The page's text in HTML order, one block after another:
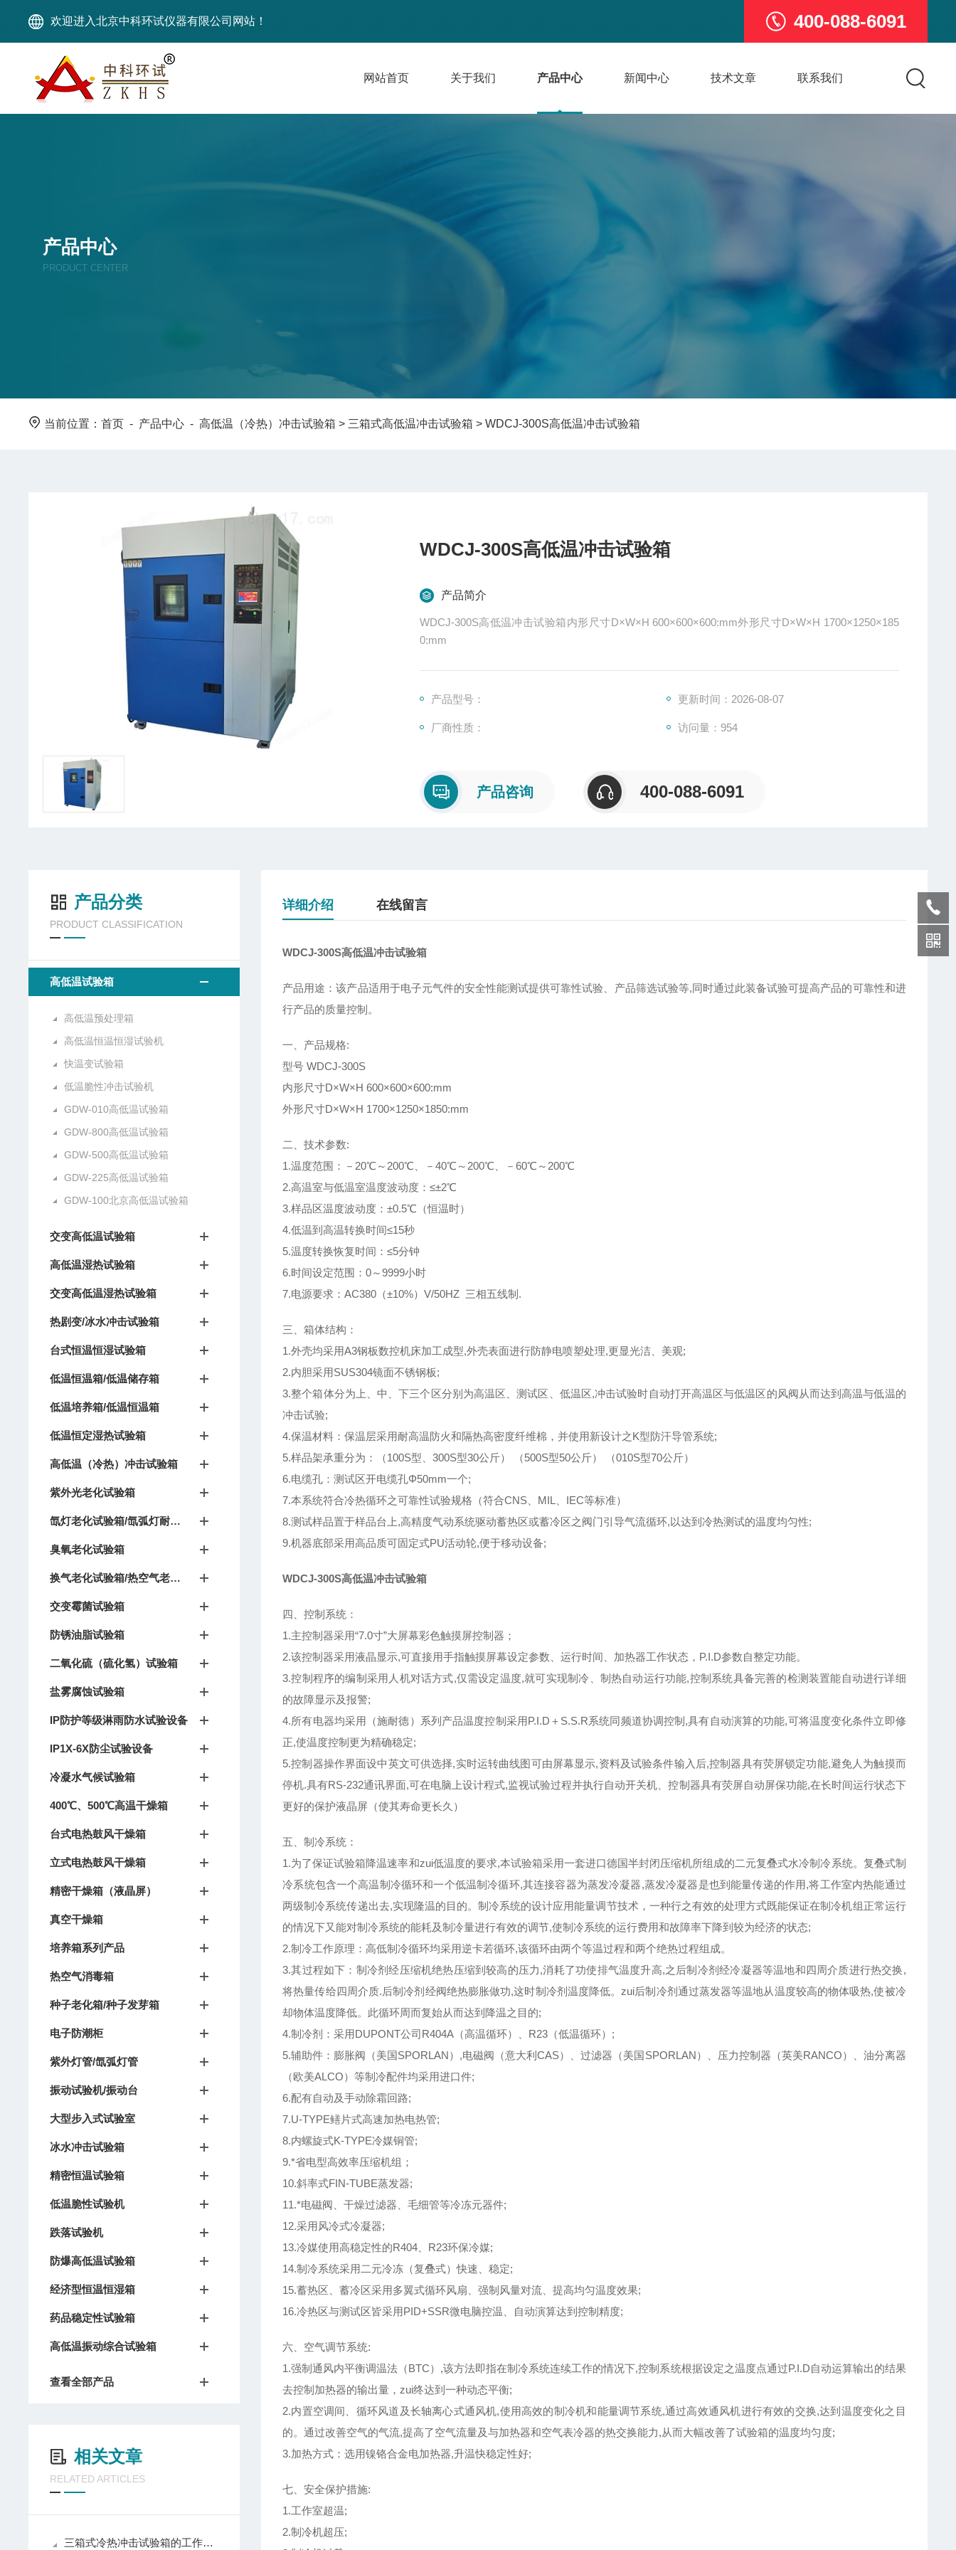
欢迎进入北京中科环试仪器有限公司网站！ 400-088-6091
网站首页 关于我们 产品中心 新闻中心 技术文章 联系我们
产品中心
PRODUCT CENTER
当前位置：首页 - 产品中心 -高低温（冷热）冲击试验箱 > 三箱式高低温冲击试验箱 > WDCJ-300S高低温冲击试验箱
WDCJ-300S高低温冲击试验箱
产品简介
WDCJ-300S高低温冲击试验箱内形尺寸D×W×H 600×600×600:mm外形尺寸D×W×H 1700×1250×185
0:mm
产品型号： 更新时间：2026-08-07
厂商性质： 访问量：954
产品咨询 400-088-6091
产品分类
PRODUCT CLASSIFICATION
高低温试验箱
高低温预处理箱
高低温恒温恒湿试验机
快温变试验箱
低温脆性冲击试验机
GDW-010高低温试验箱
GDW-800高低温试验箱
GDW-500高低温试验箱
GDW-225高低温试验箱
GDW-100北京高低温试验箱
交变高低温试验箱
高低温湿热试验箱
交变高低温湿热试验箱
热剧变/冰水冲击试验箱
台式恒温恒湿试验箱
低温恒温箱/低温储存箱
低温培养箱/低温恒温箱
低温恒定湿热试验箱
高低温（冷热）冲击试验箱
紫外光老化试验箱
氙灯老化试验箱/氙弧灯耐候试验箱
臭氧老化试验箱
换气老化试验箱/热空气老化箱
交变霉菌试验箱
防锈油脂试验箱
二氧化硫（硫化氢）试验箱
盐雾腐蚀试验箱
IP防护等级淋雨防水试验设备
IP1X-6X防尘试验设备
冷凝水气候试验箱
400℃、500℃高温干燥箱
台式电热鼓风干燥箱
立式电热鼓风干燥箱
精密干燥箱（液晶屏）
真空干燥箱
培养箱系列产品
热空气消毒箱
种子老化箱/种子发芽箱
电子防潮柜
紫外灯管/氙弧灯管
振动试验机/振动台
大型步入式试验室
冰水冲击试验箱
精密恒温试验箱
低温脆性试验机
跌落试验机
防爆高低温试验箱
经济型恒温恒湿箱
药品稳定性试验箱
高低温振动综合试验箱
查看全部产品
相关文章
RELATED ARTICLES
三箱式冷热冲击试验箱的工作原理解析
详细介绍 在线留言
WDCJ-300S高低温冲击试验箱
产品用途：该产品适用于电子元气件的安全性能测试提供可靠性试验、产品筛选试验等,同时通过此装备试验可提高产品的可靠性和进
行产品的质量控制。
一、产品规格:
型号 WDCJ-300S
内形尺寸D×W×H 600×600×600:mm
外形尺寸D×W×H 1700×1250×1850:mm
二、技术参数:
1.温度范围：－20℃～200℃、－40℃～200℃、－60℃～200℃
2.高温室与低温室温度波动度：≤±2℃
3.样品区温度波动度：±0.5℃（恒温时）
4.低温到高温转换时间≤15秒
5.温度转换恢复时间：≤5分钟
6.时间设定范围：0～9999小时
7.电源要求：AC380（±10%）V/50HZ 三相五线制.
三、箱体结构：
1.外壳均采用A3钢板数控机床加工成型,外壳表面进行防静电喷塑处理,更显光洁、美观;
2.内胆采用SUS304镜面不锈钢板;
3.整个箱体分为上、中、下三个区分别为高温区、测试区、低温区,冲击试验时自动打开高温区与低温区的风阀从而达到高温与低温的
冲击试验;
4.保温材料：保温层采用耐高温防火和隔热高密度纤维棉，并使用新设计之K型防汗导管系统;
5.样品架承重分为：（100S型、300S型30公斤） （500S型50公斤） （010S型70公斤）
6.电缆孔：测试区开电缆孔Φ50mm一个;
7.本系统符合冷热循环之可靠性试验规格（符合CNS、MIL、IEC等标准）
8.测试样品置于样品台上,高精度气动系统驱动蓄热区或蓄冷区之阀门引导气流循环,以达到冷热测试的温度均匀性;
9.机器底部采用高品质可固定式PU活动轮,便于移动设备;
WDCJ-300S高低温冲击试验箱
四、控制系统：
1.主控制器采用“7.0寸”大屏幕彩色触摸屏控制器；
2.该控制器采用液晶显示,可直接用手指触摸屏幕设定参数、运行时间、加热器工作状态，P.I.D参数自整定功能。
3.控制程序的编制采用人机对话方式,仅需设定温度,就可实现制冷、制热自动运行功能,控制系统具备完善的检测装置能自动进行详细
的故障显示及报警;
4.所有电器均采用（施耐德）系列产品温度控制采用P.I.D＋S.S.R系统同频道协调控制,具有自动演算的功能,可将温度变化条件立即修
正,使温度控制更为精确稳定;
5.控制器操作界面设中英文可供选择,实时运转曲线图可由屏幕显示,资料及试验条件输入后,控制器具有荧屏锁定功能,避免人为触摸而
停机.具有RS-232通讯界面,可在电脑上设计程式,监视试验过程并执行自动开关机、控制器具有荧屏自动屏保功能,在长时间运行状态下
更好的保护液晶屏（使其寿命更长久）
五、制冷系统：
1.为了保证试验箱降温速率和zui低温度的要求,本试验箱采用一套进口德国半封闭压缩机所组成的二元复叠式水冷制冷系统。复叠式制
冷系统包含一个高温制冷循环和一个低温制冷循环,其连接容器为蒸发冷凝器,蒸发冷凝器是也到能量传递的作用,将工作室内热能通过
两级制冷系统传递出去,实现隆温的目的。制冷系统的设计应用能量调节技术，一种行之有效的处理方式既能保证在制冷机组正常运行
的情况下又能对制冷系统的能耗及制冷量进行有效的调节,使制冷系统的运行费用和故障率下降到较为经济的状态;
2.制冷工作原理：高低制冷循环均采用逆卡若循环,该循环由两个等温过程和两个绝热过程组成。
3.其过程如下：制冷剂经压缩机绝热压缩到较高的压力,消耗了功使排气温度升高,之后制冷剂经冷凝器等温地和四周介质进行热交换,
将热量传给四周介质.后制冷剂经阀绝热膨胀做功,这时制冷剂温度降低。zui后制冷剂通过蒸发器等温地从温度较高的物体吸热,使被冷
却物体温度降低。此循环周而复始从而达到降温之目的;
4.制冷剂：采用DUPONT公司R404A（高温循环）、R23（低温循环）;
5.辅助件：膨胀阀（美国SPORLAN）,电磁阀（意大利CAS）、过滤器（美国SPORLAN）、压力控制器（英美RANCO）、油分离器
（欧美ALCO）等制冷配件均采用进口件;
6.配有自动及手动除霜回路;
7.U-TYPE鳝片式高速加热电热管;
8.内螺旋式K-TYPE冷媒铜管;
9.*省电型高效率压缩机组；
10.斜率式FIN-TUBE蒸发器;
11.*电磁阀、干燥过滤器、毛细管等冷冻元器件;
12.采用风冷式冷凝器;
13.冷媒使用高稳定性的R404、R23环保冷媒;
14.制冷系统采用二元冷冻（复叠式）快速、稳定;
15.蓄热区、蓄冷区采用多翼式循环风扇、强制风量对流、提高均匀温度效果;
16.冷热区与测试区皆采用PID+SSR微电脑控温、自动演算达到控制精度;
六、空气调节系统:
1.强制通风内平衡调温法（BTC）,该方法即指在制冷系统连续工作的情况下,控制系统根据设定之温度点通过P.I.D自动运算输出的结果
去控制加热器的输出量，zui终达到一种动态平衡;
2.内置空调间、循环风道及长轴离心式通风机,使用高效的制冷机和能量调节系统,通过高效通风机进行有效的交换,达到温度变化之目
的。通过改善空气的气流,提高了空气流量及与加热器和空气表冷器的热交换能力,从而大幅改善了试验箱的温度均匀度;
3.加热方式：选用镍铬合金电加热器,升温快稳定性好;
七、安全保护措施:
1.工作室超温;
2.制冷机超压;